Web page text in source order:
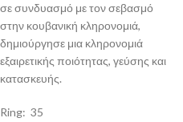
σε συνδυασμό με τον σεβασμό
στην κουβανική κληρονομιά,
δημιούργησε μια κληρονομιά
εξαιρετικής ποιότητας, γεύσης και
κατασκευής.
Ring: 35